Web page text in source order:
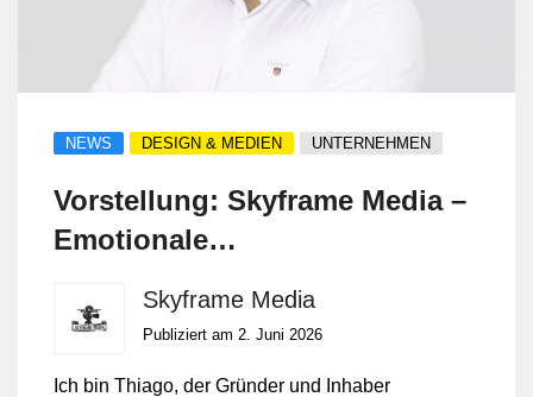
NEWS DESIGN & MEDIEN UNTERNEHMEN
Vorstellung: Skyframe Media –
Emotionale
Immobilienfotografie
Skyframe Media
Publiziert am 2. Juni 2026
Ich bin Thiago, der Gründer und Inhaber